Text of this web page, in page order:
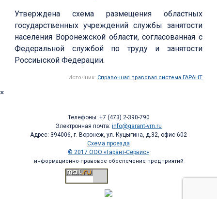
Утверждена схема размещения областных
государственных учреждений службы занятости
населения Воронежской области, согласованная с
Федеральной службой по труду и занятости
Россиыской Федерации.
Источник: Справочная правовая система ГАРАНТ
×
Телефоны: +7 (473) 2-390-790
Электронная почта: info@garant-vrn.ru
Адрес: 394006, г. Воронеж, ул. Куцыгина, д.32, офис 602
Схема проезда
© 2017 ООО «Гарант-Сервис»
информационно-правовое обеспечение предприятий